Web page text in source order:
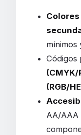
mínimos
Códigos
(RGB/
AA/AAA